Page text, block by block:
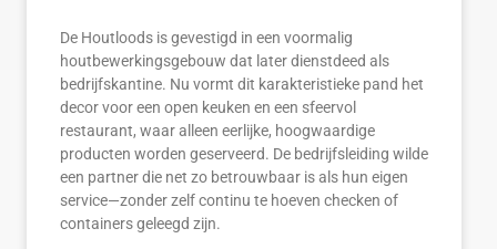
De Houtloods is gevestigd in een voormalig
houtbewerkingsgebouw dat later dienstdeed als
bedrijfskantine. Nu vormt dit karakteristieke pand het
decor voor een open keuken en een sfeervol
restaurant, waar alleen eerlijke, hoogwaardige
producten worden geserveerd. De bedrijfsleiding wilde
een partner die net zo betrouwbaar is als hun eigen
service—zonder zelf continu te hoeven checken of
containers geleegd zijn.